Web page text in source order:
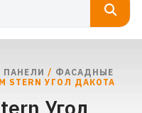
/ ФАСАДНЫЕ
STERN УГОЛ ДАКОТА